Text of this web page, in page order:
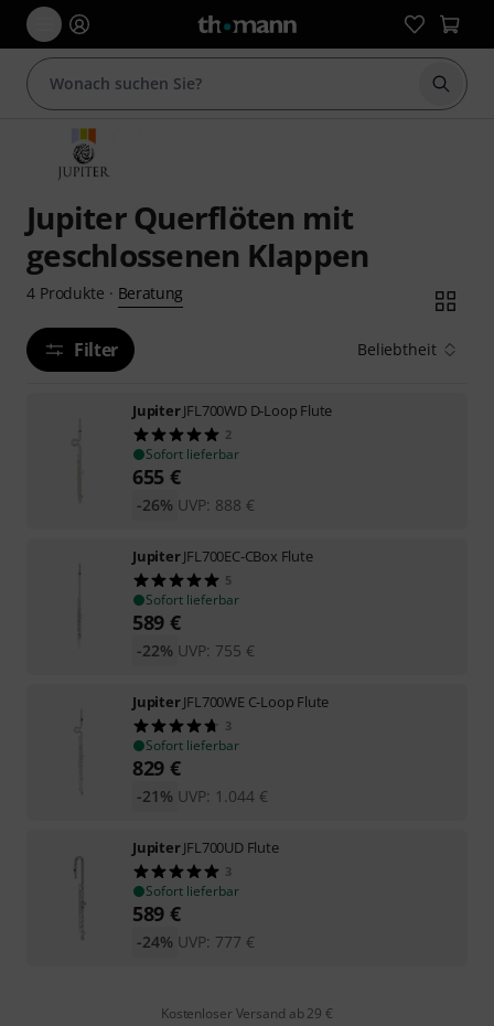
Suche
Jupiter Querflöten mit
geschlossenen Klappen
4 Produkte · Beratung
Filter Beliebtheit
JupiterJFL700WD D-Loop Flute
2
Sofort lieferbar
655 €
UVP: 888 €
-26%
JupiterJFL700EC-CBox Flute
5
Sofort lieferbar
589 €
UVP: 755 €
-22%
JupiterJFL700WE C-Loop Flute
3
Sofort lieferbar
829 €
UVP: 1.044 €
-21%
JupiterJFL700UD Flute
3
Sofort lieferbar
589 €
UVP: 777 €
-24%
Kostenloser Versand ab 29 €